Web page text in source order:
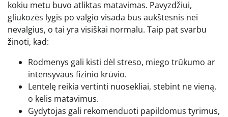
kokiu metu buvo atliktas matavimas. Pavyzdžiui,
gliukozės lygis po valgio visada bus aukštesnis nei
nevalgius, o tai yra visiškai normalu. Taip pat svarbu
žinoti, kad:
Rodmenys gali kisti dėl streso, miego trūkumo ar
intensyvaus fizinio krūvio.
Lentelę reikia vertinti nuosekliai, stebint ne vieną,
o kelis matavimus.
Gydytojas gali rekomenduoti papildomus tyrimus,